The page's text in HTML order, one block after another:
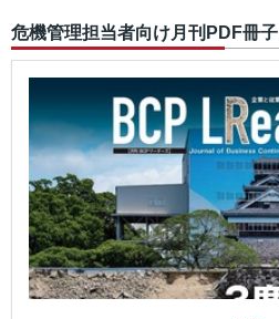
危機管理担当者向け月刊PDF冊子